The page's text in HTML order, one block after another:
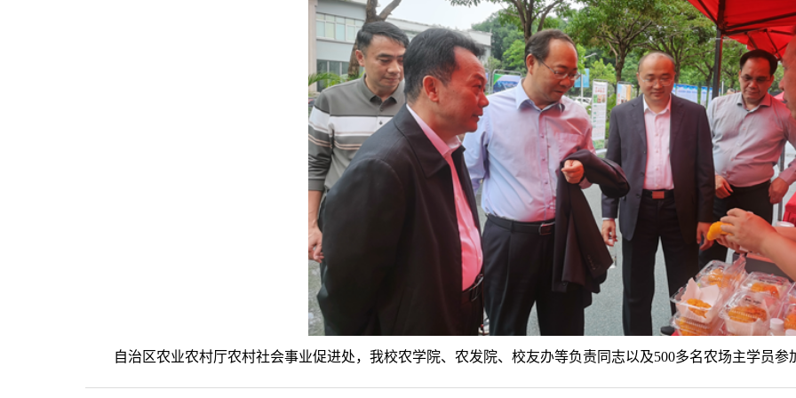
自治区农业农村厅农村社会事业促进处，我校农学院、农发院、校友办等负责同志以及500多名农场主学员参